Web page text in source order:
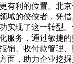
有利的位置。北
域的佼佼者，凭
实现了这一转型
服务，通过敏捷的
销、收付款管理
面，助力企业挖